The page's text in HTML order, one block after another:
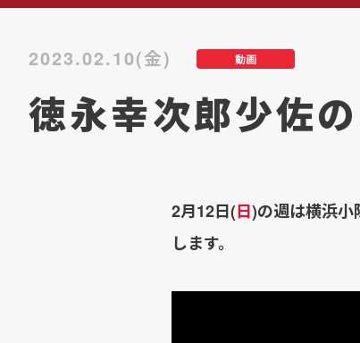
動画
2023.02.10(金)
徳永幸次郎少佐
2月12日(日)の週は横浜小
します。